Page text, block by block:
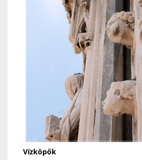
Vízköpők